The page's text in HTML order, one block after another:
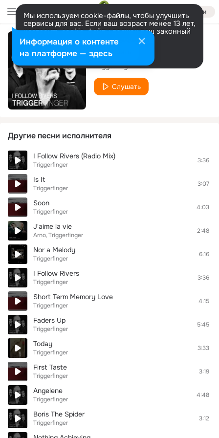
Войти
Мы используем cookie-файлы, чтобы улучшить
сервисы для вас. Если ваш возраст менее 13 лет,
настроить cookie-файлы должен ваш законный
представитель. Больше информации
Разрешить все Настроить
Lil' Teaser
Triggerfinger
Слушать
Другие песни исполнителя
I Follow Rivers (Radio Mix)
Triggerfinger
3:36
Is It
Triggerfinger
3:07
Soon
Triggerfinger
4:03
J'aime la vie
Arno Triggerfinger
2:48
Nor a Melody
Triggerfinger
6:16
I Follow Rivers
Triggerfinger
3:36
Short Term Memory Love
Triggerfinger
4:15
Faders Up
Triggerfinger
5:45
Today
Triggerfinger
3:33
First Taste
Triggerfinger
3:19
Angelene
Triggerfinger
4:48
Boris The Spider
Triggerfinger
3:12
Информация о контенте
на платформе — здесь